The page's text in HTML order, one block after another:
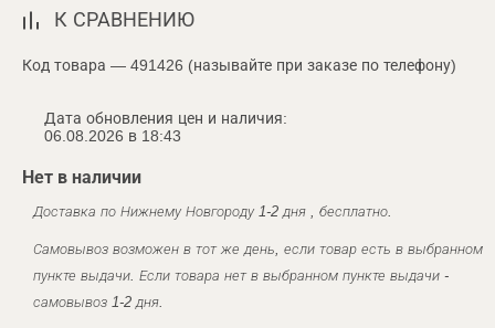
К СРАВНЕНИЮ
Код товара — 491426 (называйте при заказе по телефону)
Дата обновления цен и наличия:
06.08.2026 в 18:43
Нет в наличии
Доставка по Нижнему Новгороду 1-2 дня , бесплатно.
Самовывоз возможен в тот же день, если товар есть в выбранном
пункте выдачи. Если товара нет в выбранном пункте выдачи -
самовывоз 1-2 дня.